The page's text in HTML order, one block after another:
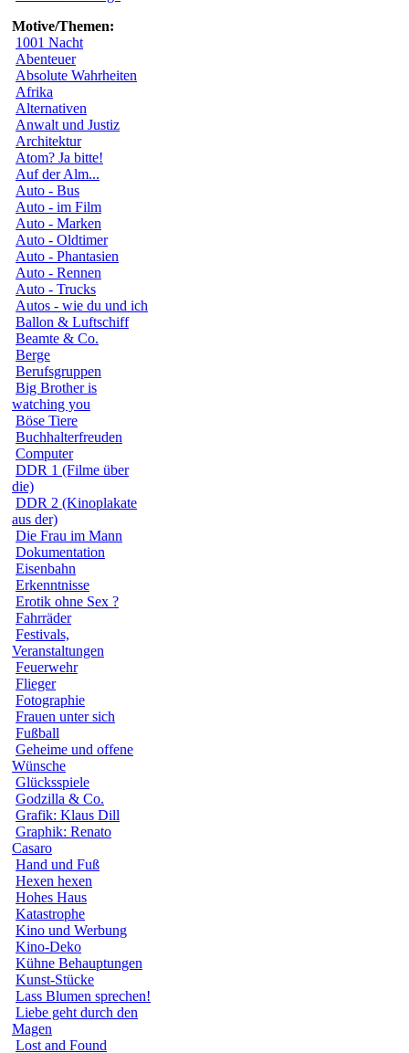
Motive/Themen:
1001 Nacht
Abenteuer
Absolute Wahrheiten
Afrika
Alternativen
Anwalt und Justiz
Architektur
Atom? Ja bitte!
Auf der Alm...
Auto - Bus
Auto - im Film
Auto - Marken
Auto - Oldtimer
Auto - Phantasien
Auto - Rennen
Auto - Trucks
Autos - wie du und ich
Ballon & Luftschiff
Beamte & Co.
Berge
Berufsgruppen
Big Brother is
watching you
Böse Tiere
Buchhalterfreuden
Computer
DDR 1 (Filme über
die)
DDR 2 (Kinoplakate
aus der)
Die Frau im Mann
Dokumentation
Eisenbahn
Erkenntnisse
Erotik ohne Sex ?
Fahrräder
Festivals,
Veranstaltungen
Feuerwehr
Flieger
Fotographie
Frauen unter sich
Fußball
Geheime und offene
Wünsche
Glücksspiele
Godzilla & Co.
Grafik: Klaus Dill
Graphik: Renato
Casaro
Hand und Fuß
Hexen hexen
Hohes Haus
Katastrophe
Kino und Werbung
Kino-Deko
Kühne Behauptungen
Kunst-Stücke
Lass Blumen sprechen!
Liebe geht durch den
Magen
Lost and Found